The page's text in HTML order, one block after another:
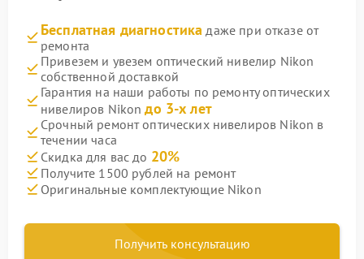
Бесплатная диагностика даже при отказе от
ремонта
Привезем и увезем оптический нивелир Nikon
собственной доставкой
Гарантия на наши работы по ремонту оптических
нивелиров Nikonдо 3-х лет
Срочный ремонт оптических нивелиров Nikon в
течении часа
Скидка для вас до 20%
Получите 1500 рублей на ремонт
Оригинальные комплектующие Nikon
Получить консультацию